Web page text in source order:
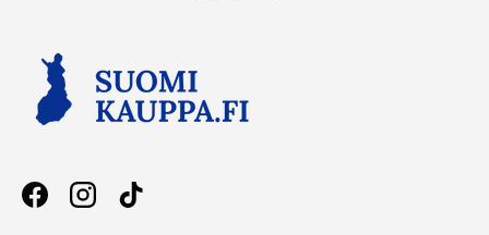
FacebookInstagramTikTok